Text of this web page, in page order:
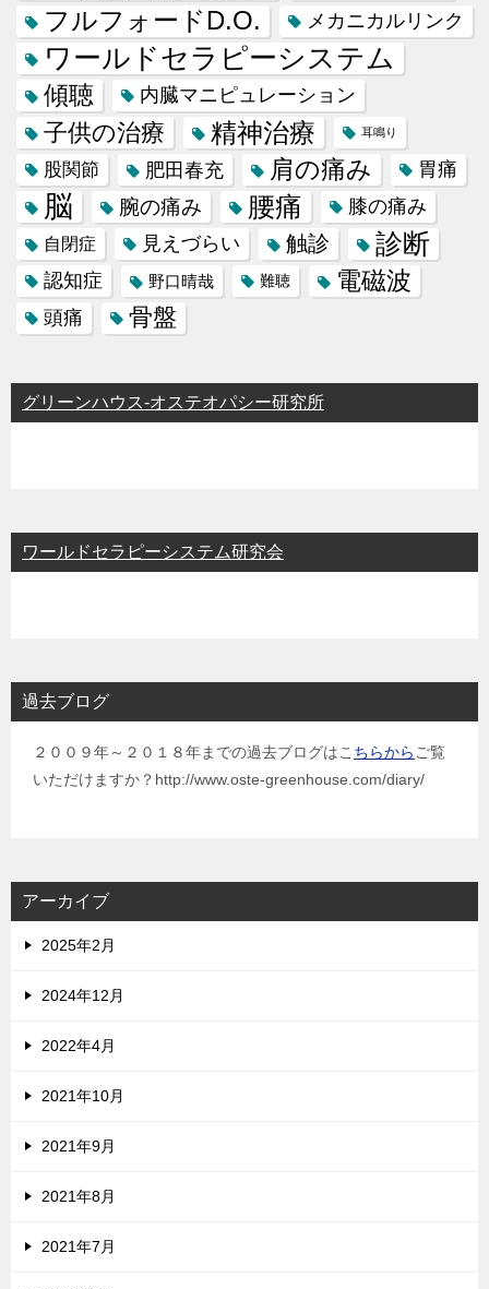
フルフォードD.O. メカニカルリンク
ワールドセラピーシステム
傾聴 内臓マニピュレーション
子供の治療 精神治療 耳鳴り
股関節 肥田春充 肩の痛み 胃痛
脳 腕の痛み 腰痛 膝の痛み
自閉症 見えづらい 触診 診断
認知症 野口晴哉 難聴 電磁波
頭痛 骨盤
グリーンハウス-オステオパシー研究所
ワールドセラピーシステム研究会
過去ブログ
２００９年～２０１８年までの過去ブログはこ ちらから ご覧
いただけますか？http://www.oste-greenhouse.com/diary/
アーカイブ
2025年2月
2024年12月
2022年4月
2021年10月
2021年9月
2021年8月
2021年7月